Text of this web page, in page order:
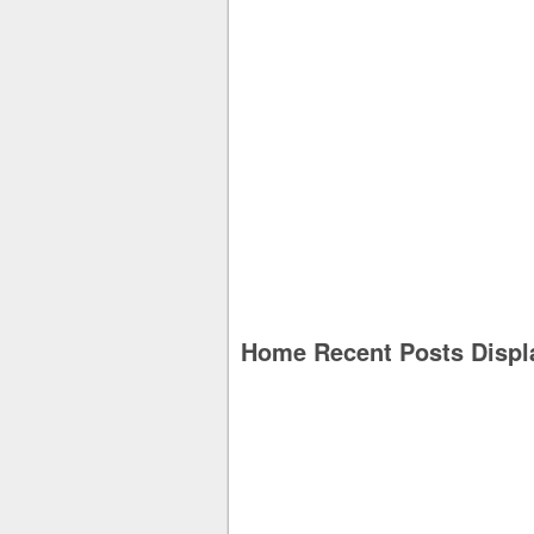
Home Recent Posts